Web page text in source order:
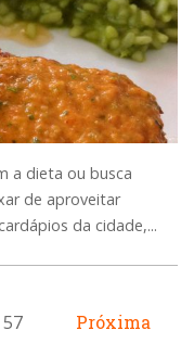
a dieta ou busca
de aproveitar
da cidade,...
Próxima